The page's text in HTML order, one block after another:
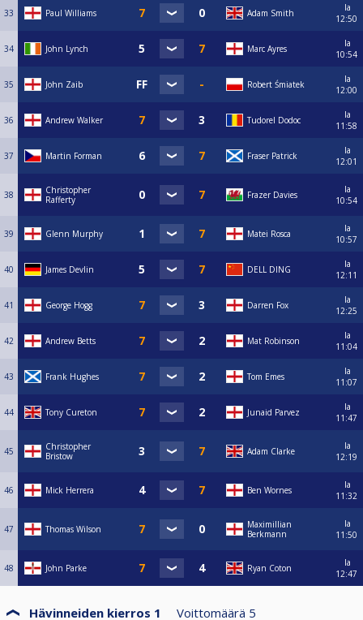
33 Paul Williams Adam Smith
la
12:50
34 John Lynch Marc Ayres
la
10:54
35 John Zaib Robert Śmiatek
la
12:00
36 Andrew Walker Tudorel Dodoc
la
11:58
37 Martin Forman Fraser Patrick
la
12:01
38
Christopher
Rafferty
Frazer Davies
la
10:54
39 Glenn Murphy Matei Rosca
la
10:57
40 James Devlin DELL DING
la
12:11
41 George Hogg Darren Fox
la
12:25
42 Andrew Betts Mat Robinson
la
11:04
43 Frank Hughes Tom Emes
la
11:07
44 Tony Cureton Junaid Parvez
la
11:47
45
Christopher
Bristow
Adam Clarke
la
12:19
46 Mick Herrera Ben Wornes
la
11:32
47 Thomas Wilson
Maximillian
Berkmann
la
11:50
48 John Parke Ryan Coton
la
12:47
Hävinneiden kierros 1 Voittomäärä 5